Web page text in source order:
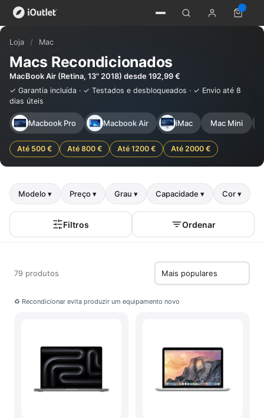
Loja / Mac
Macs Recondicionados
MacBook Air (Retina, 13" 2018) desde 192,99 €
✓ Garantia incluída · ✓ Testados e desbloqueados · ✓ Envio até 8
dias úteis
Macbook Pro Macbook Air iMac Mac Mini
Até 500 € Até 800 € Até 1200 € Até 2000 €
Modelo ▾ Preço ▾ Grau ▾ Capacidade ▾ Cor ▾
Filtros Ordenar
79 produtos
♻ Recondicionar evita produzir um equipamento novo